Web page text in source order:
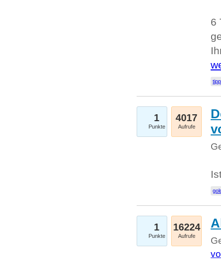
6
1
Punkte
4017
Aufrufe
1
Punkte
16224
Aufrufe